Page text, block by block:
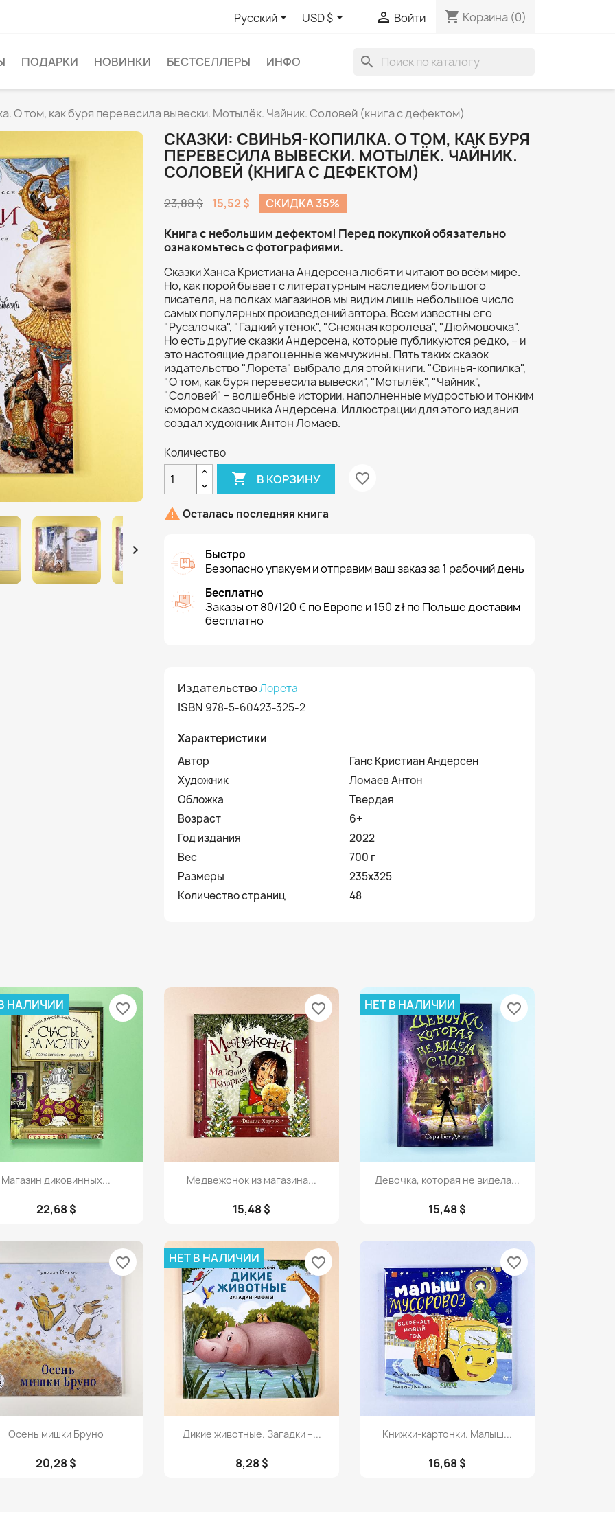
Русский USD $  Войти shopping_cart Корзина (0)
ПОДАРКИ НОВИНКИ БЕСТСЕЛЛЕРЫ ИНФО search
О том, как буря перевесила вывески. Мотылёк. Чайник. Соловей (книга с дефектом)

СКАЗКИ: СВИНЬЯ-КОПИЛКА. О ТОМ, КАК БУРЯ
ПЕРЕВЕСИЛА ВЫВЕСКИ. МОТЫЛЁК. ЧАЙНИК.
СОЛОВЕЙ (КНИГА С ДЕФЕКТОМ)
23,88 $ 15,52 $
СКИДКА 35%
Книга с небольшим дефектом! Перед покупкой обязательно
ознакомьтесь с фотографиями.
Сказки Ханса Кристиана Андерсена любят и читают во всём мире.
Но, как порой бывает с литературным наследием большого
писателя, на полках магазинов мы видим лишь небольшое число
самых популярных произведений автора. Всем известны его
"Русалочка", "Гадкий утёнок", "Снежная королева", "Дюймовочка".
Но есть другие сказки Андерсена, которые публикуются редко, – и
это настоящие драгоценные жемчужины. Пять таких сказок
издательство "Лорета" выбрало для этой книги. "Свинья-копилка",
"О том, как буря перевесила вывески", "Мотылёк", "Чайник",
"Соловей" – волшебные истории, наполненные мудростью и тонким
юмором сказочника Андерсена. Иллюстрации для этого издания
создал художник Антон Ломаев.
Количество
 В КОРЗИНУ favorite_border
 Осталась последняя книга
Быстро
Безопасно упакуем и отправим ваш заказ за 1 рабочий день
Бесплатно
Заказы от 80/120 € по Европе и 150 zł по Польше доставим
бесплатно
ИздательствоЛорета
ISBN 978-5-60423-325-2
Характеристики
Автор
Ганс Кристиан Андерсен
Художник
Ломаев Антон
Обложка
Твердая
Возраст
6+
Год издания
2022
Вес
700 г
Размеры
235х325
Количество страниц
48
Просмотр
Магазин диковинных...
22,68 $
НАЛИЧИИ favorite_border
Просмотр
Медвежонок из магазина...
15,48 $
favorite_border
Просмотр
Девочка, которая не видела...
15,48 $
НЕТ В НАЛИЧИИ favorite_border
 Просмотр
Осень мишки Бруно
20,28 $
favorite_border
Просмотр
Дикие животные. Загадки –...
8,28 $
НЕТ В НАЛИЧИИ favorite_border
Просмотр
Книжки-картонки. Малыш...
16,68 $
favorite_border